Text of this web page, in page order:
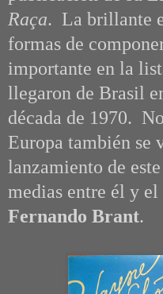
Raça. La brillante
formas de
importante en la
llegaron de Brasil
década de 1970.
Europa también se
lanzamiento de
medias entre él y
Fernando Brant.